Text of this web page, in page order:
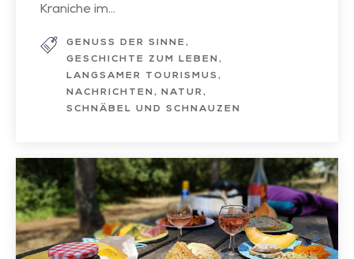
Kraniche im...
GENUSS DER SINNE
GESCHICHTE ZUM LEBEN
LANGSAMER TOURISMUS
NACHRICHTEN
NATUR
SCHNÄBEL UND SCHNAUZEN
Lust
auf
ein
Picknick?